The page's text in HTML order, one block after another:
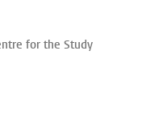
for the Study